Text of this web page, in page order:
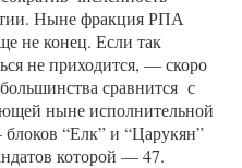
Ныне фракция РПА
не конец. Если так
не приходится, — скоро
сравнится с
ныне исполнительной
“Елк” и “Царукян”
которой — 47.